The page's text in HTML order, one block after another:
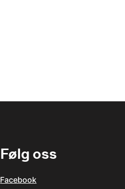
Følg oss
Facebook